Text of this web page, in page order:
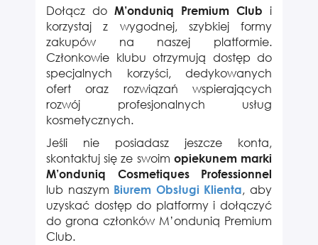
Dołącz do M’onduniq Premium Club i
korzystaj z wygodnej, szybkiej formy
zakupów na naszej platformie.
Członkowie klubu otrzymują dostęp do
specjalnych korzyści, dedykowanych
ofert oraz rozwiązań wspierających
rozwój profesjonalnych usług
kosmetycznych.
Jeśli nie posiadasz jeszcze konta,
skontaktuj się ze swoim opiekunem marki
M’onduniq Cosmetiques Professionnel
lub naszym Biurem Obsługi Klienta, aby
uzyskać dostęp do platformy i dołączyć
do grona członków M’onduniq Premium
Club.